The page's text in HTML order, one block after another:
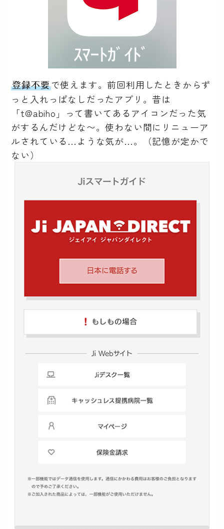
登録不要で使えます。前回利用したときからず
っと入れっぱなしだったアプリ。昔は
「t@abiho」って書いてあるアイコンだった気
がするんだけどな〜。使わない間にリニューア
ルされている…ような気が…。（記憶が定かで
ない）